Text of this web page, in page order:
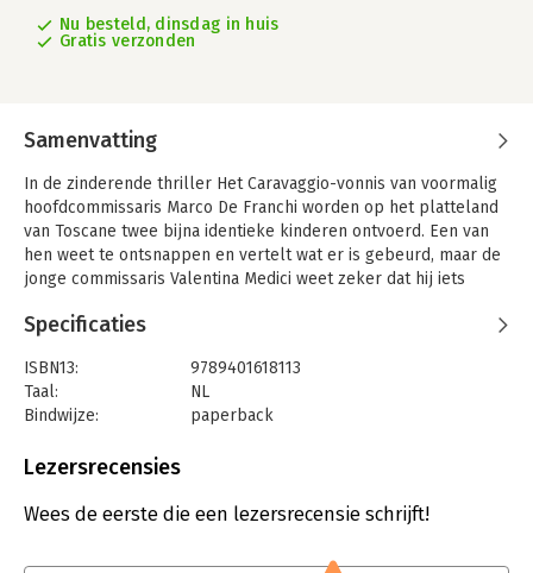
Nu besteld, dinsdag in huis
Gratis verzonden
Samenvatting
In de zinderende thriller Het Caravaggio-vonnis van voormalig
hoofdcommissaris Marco De Franchi worden op het platteland
van Toscane twee bijna identieke kinderen ontvoerd. Een van
hen weet te ontsnappen en vertelt wat er is gebeurd, maar de
jonge commissaris Valentina Medici weet zeker dat hij iets
dringen. Valentina moet uitzoeken wie hierachter zit om de
Ze vermoedt een gruwelijk complot, maar wordt alleen
geloofd door Fabio Costa, een uit de gratie geraakte collega
nietsontziende moordenaar met een morbide, wrede obsessie,
eerste officiële onderzoek, maar al snel vreest ze dat het ook
duiken en daar ongeschonden uit terugkeren...
Specificaties
ISBN13:
9789401618113
Taal:
NL
Bindwijze:
paperback
Uitgever:
Verschijningsdatum:
29-9-2022
Literatuur en romans
Lezersrecensies
Wees de eerste die een lezersrecensie schrijft!